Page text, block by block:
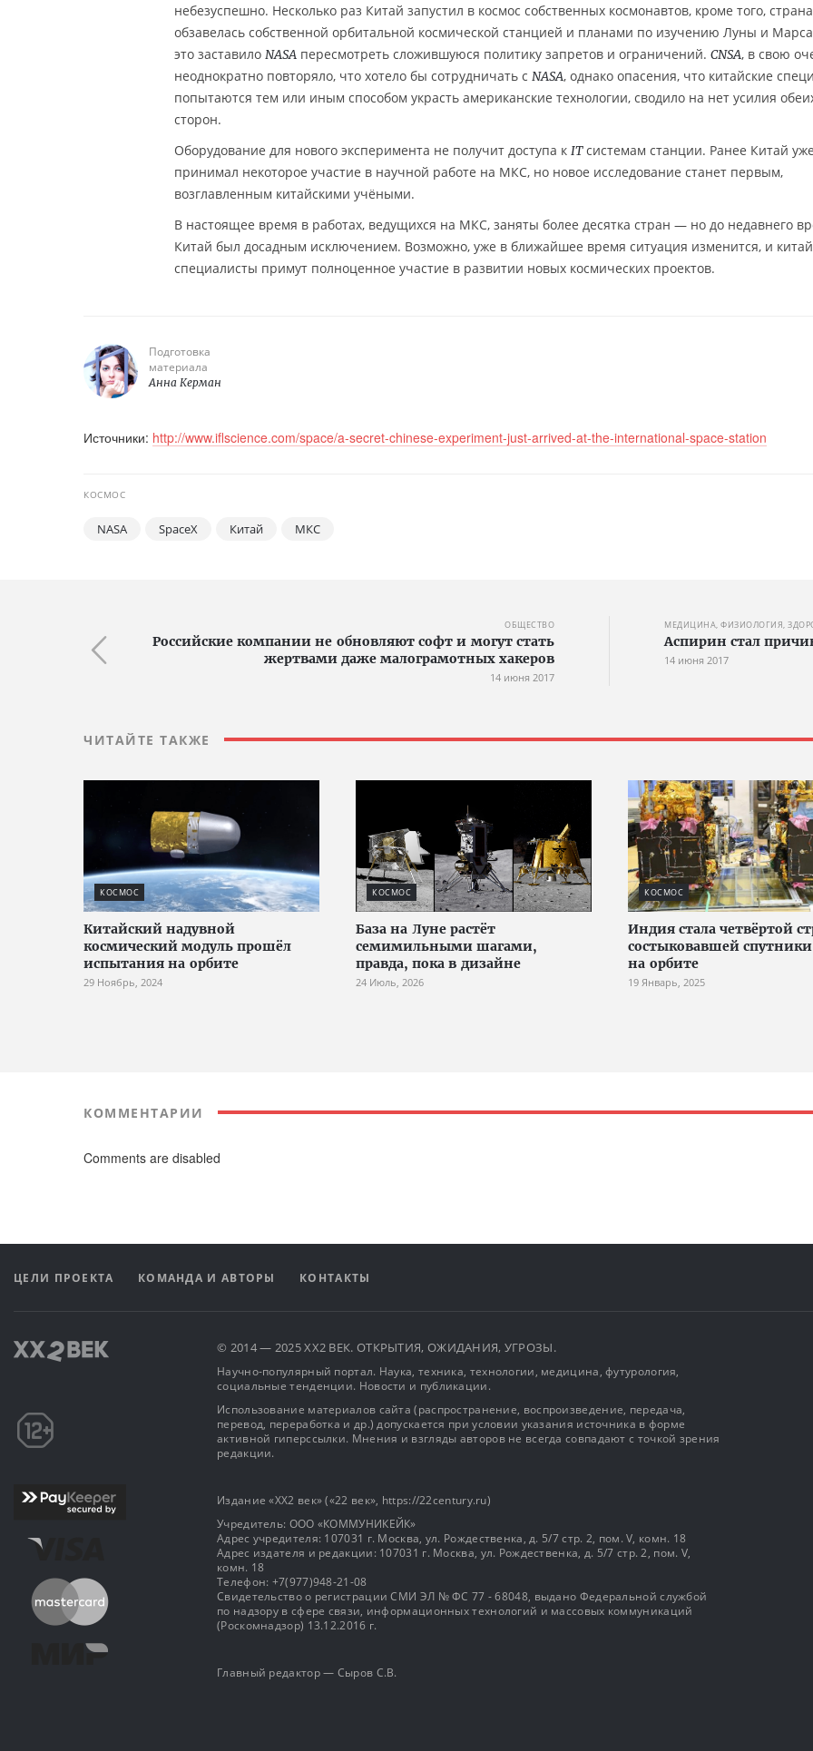
небезуспешно. Несколько раз Китай запустил в космос собственных космонавтов, кроме того, страна
обзавелась собственной орбитальной космической станцией и планами по изучению Луны и
это заставило NASA пересмотреть сложившуюся политику запретов и ограничений. CNSA, в свою
неоднократно повторяло, что хотело бы сотрудничать с NASA, однако опасения, что китайские
попытаются тем или иным способом украсть американские технологии, сводило на нет усилия
сторон.
Оборудование для нового эксперимента не получит доступа к ITсистемам станции. Ранее Китай уже
принимал некоторое участие в научной работе на МКС, но новое исследование станет первым,
возглавленным китайскими учёными.
В настоящее время в работах, ведущихся на МКС, заняты более десятка стран — но до недавнего
Китай был досадным исключением. Возможно, уже в ближайшее время ситуация изменится, и
специалисты примут полноценное участие в развитии новых космических проектов.
Подготовка
материала
Анна Керман
Источники: http://www.iflscience.com/space/a-secret-chinese-experiment-just-arrived-at-the-international-space-station
КОСМОС
NASA SpaceX Китай МКС
ОБЩЕСТВО
Российские компании не обновляют софт и могут стать
жертвами даже малограмотных хакеров
14 июня 2017
МЕДИЦИНА, ФИЗИОЛОГИЯ,
Аспирин стал
14 июня 2017
ЧИТАЙТЕ ТАКЖЕ
КОСМОС
Китайский надувной
космический модуль прошёл
испытания на орбите
29 Ноябрь, 2024
КОСМОС
База на Луне растёт
семимильными шагами,
правда, пока в дизайне
24 Июль, 2026
КОСМОС
Индия стала четвёртой
состыковавшей спутники
на орбите
19 Январь, 2025
КОММЕНТАРИИ
Comments are disabled
ЦЕЛИ ПРОЕКТА КОМАНДА И АВТОРЫ КОНТАКТЫ
© 2014 — 2025 XX2 ВЕК. ОТКРЫТИЯ, ОЖИДАНИЯ, УГРОЗЫ.
Научно-популярный портал. Наука, техника, технологии, медицина, футурология,
социальные тенденции. Новости и публикации.
Использование материалов сайта (распространение, воспроизведение, передача,
перевод, переработка и др.) допускается при условии указания источника в форме
активной гиперссылки. Мнения и взгляды авторов не всегда совпадают с точкой зрения
редакции.
Издание «XX2 век» («22 век», https://22century.ru)
Учредитель: OOO «КОММУНИКЕЙК»
Адрес учредителя: 107031 г. Москва, ул. Рождественка, д. 5/7 стр. 2, пом. V, комн. 18
Адрес издателя и редакции: 107031 г. Москва, ул. Рождественка, д. 5/7 стр. 2, пом. V,
комн. 18
Телефон: +7(977)948-21-08
Свидетельство о регистрации СМИ ЭЛ № ФС 77 - 68048, выдано Федеральной службой
по надзору в сфере связи, информационных технологий и массовых коммуникаций
(Роскомнадзор) 13.12.2016 г.
Главный редактор — Сыров С.В.